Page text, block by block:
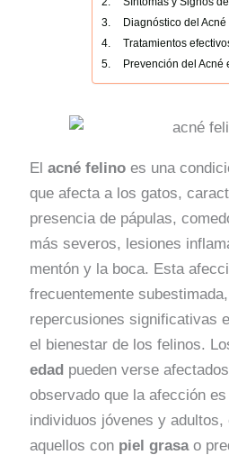
Diagnóstico del
Tratamientos
Prevención del Acné
Elacné felinoes una
que afecta a los gatos,
presencia de pápulas,
más severos, lesiones
mentón y la boca. Esta
frecuentemente
repercusiones significativas
el bienestar de los felinos.
edad pueden verse
observado que la afección
individuos jóvenes y adultos,
aquellos con piel grasao